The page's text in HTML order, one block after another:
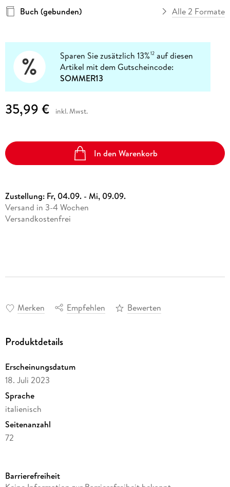
Buch (gebunden)
Alle 2 Formate
Sparen Sie zusätzlich 13%12 auf diesen
Artikel mit dem Gutscheincode:
SOMMER13
35,99 € inkl. Mwst.
In den Warenkorb
Zustellung: Fr, 04.09. - Mi, 09.09.
Versand in 3-4 Wochen
Versandkostenfrei
Merken Empfehlen Bewerten
Produktdetails
Erscheinungsdatum
18. Juli 2023
Sprache
italienisch
Seitenanzahl
72
Verlag/Hersteller
Barrierefreiheit